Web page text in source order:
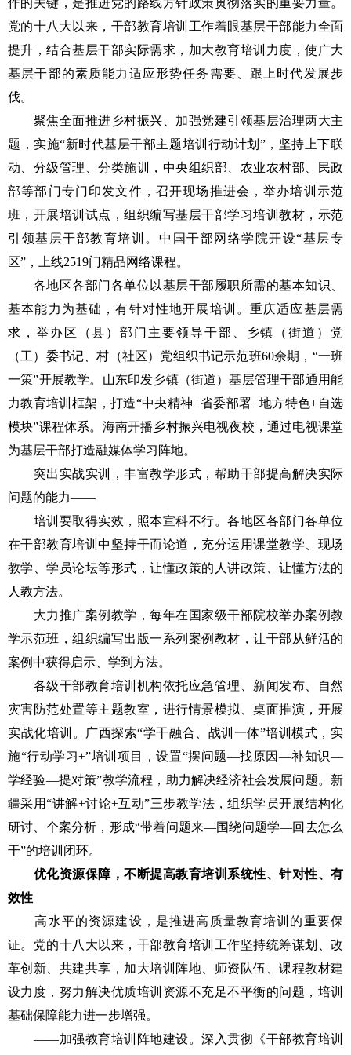
作的关键，是推进党的路线方针政策贯彻落实的重要力量。
党的十八大以来，干部教育培训工作着眼基层干部能力全面
提升，结合基层干部实际需求，加大教育培训力度，使广大
基层干部的素质能力适应形势任务需要、跟上时代发展步
伐。
聚焦全面推进乡村振兴、加强党建引领基层治理两大主
题，实施“新时代基层干部主题培训行动计划”，坚持上下联
动、分级管理、分类施训，中央组织部、农业农村部、民政
部等部门专门印发文件，召开现场推进会，举办培训示范
班，开展培训试点，组织编写基层干部学习培训教材，示范
引领基层干部教育培训。中国干部网络学院开设“基层专
区”，上线2519门精品网络课程。
各地区各部门各单位以基层干部履职所需的基本知识、
基本能力为基础，有针对性地开展培训。重庆适应基层需
求，举办区（县）部门主要领导干部、乡镇（街道）党
（工）委书记、村（社区）党组织书记示范班60余期，“一班
一策”开展教学。山东印发乡镇（街道）基层管理干部通用能
力教育培训框架，打造“中央精神+省委部署+地方特色+自选
模块”课程体系。海南开播乡村振兴电视夜校，通过电视课堂
为基层干部打造融媒体学习阵地。
突出实战实训，丰富教学形式，帮助干部提高解决实际
问题的能力——
培训要取得实效，照本宣科不行。各地区各部门各单位
在干部教育培训中坚持干而论道，充分运用课堂教学、现场
教学、学员论坛等形式，让懂政策的人讲政策、让懂方法的
人教方法。
大力推广案例教学，每年在国家级干部院校举办案例教
学示范班，组织编写出版一系列案例教材，让干部从鲜活的
案例中获得启示、学到方法。
各级干部教育培训机构依托应急管理、新闻发布、自然
灾害防范处置等主题教室，进行情景模拟、桌面推演，开展
实战化培训。广西探索“学干融合、战训一体”培训模式，实
施“行动学习+”培训项目，设置“摆问题—找原因—补知识—
学经验—提对策”教学流程，助力解决经济社会发展问题。新
疆采用“讲解+讨论+互动”三步教学法，组织学员开展结构化
研讨、个案分析，形成“带着问题来—围绕问题学—回去怎么
干”的培训闭环。
优化资源保障，不断提高教育培训系统性、针对性、有
效性
高水平的资源建设，是推进高质量教育培训的重要保
证。党的十八大以来，干部教育培训工作坚持统筹谋划、改
革创新、共建共享，加大培训阵地、师资队伍、课程教材建
设力度，努力解决优质培训资源不充足不平衡的问题，培训
基础保障能力进一步增强。
——加强教育培训阵地建设。深入贯彻《干部教育培训